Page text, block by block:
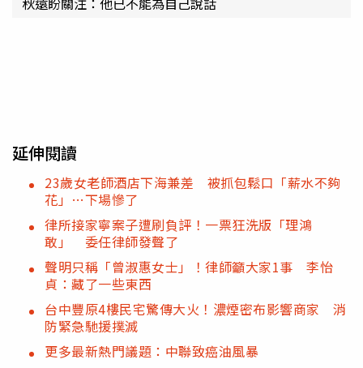
延伸閱讀
23歲女老師酒店下海兼差 被抓包鬆口「薪水不夠
花」…下場慘了
律所接家寧案子遭刷負評！一票狂洗版「理鴻
敢」 委任律師發聲了
聲明只稱「曾淑惠女士」！律師籲大家1事 李怡
貞：藏了一些東西
台中豐原4樓民宅驚傳大火！濃煙密布影響商家 消
防緊急馳援撲滅
更多最新熱門議題：中聯致癌油風暴